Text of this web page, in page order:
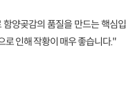
양곶감의 품질을 만드는 핵심입
로 인해 작황이 매우 좋습니다."